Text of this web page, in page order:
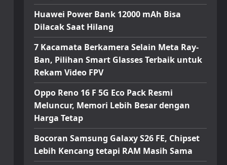
Huawei Power Bank 12000 mAh Bisa
Dilacak Saat Hilang
7 Kacamata Berkamera Selain Meta Ray-
Ban, Pilihan Smart Glasses Terbaik untuk
Rekam Video FPV
Oppo Reno 16 F 5G Eco Pack Resmi
Meluncur, Memori Lebih Besar dengan
Harga Tetap
Bocoran Samsung Galaxy S26 FE, Chipset
Lebih Kencang tetapi RAM Masih Sama